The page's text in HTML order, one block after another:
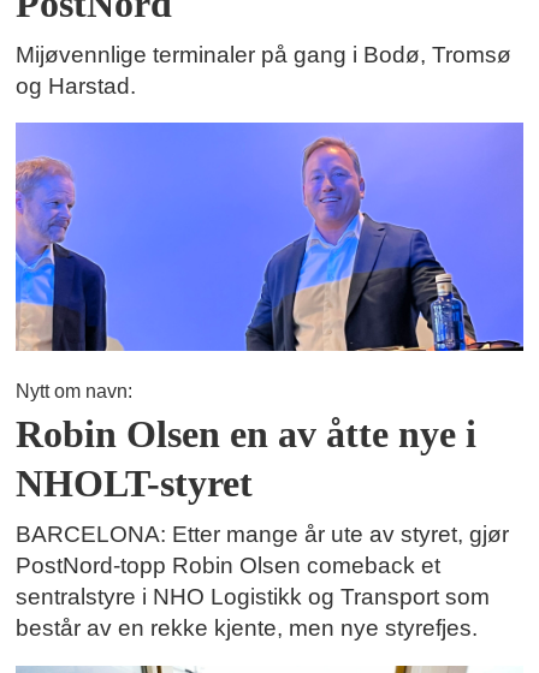
Mijøvennlige terminaler på gang i Bodø, Tromsø
og Harstad.
Nytt om navn:
Robin Olsen en av åtte nye i
NHOLT-styret
BARCELONA: Etter mange år ute av styret, gjør
PostNord-topp Robin Olsen comeback et
sentralstyre i NHO Logistikk og Transport som
består av en rekke kjente, men nye styrefjes.